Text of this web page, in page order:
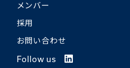
メンバー
採用
お問い合わせ
Follow us